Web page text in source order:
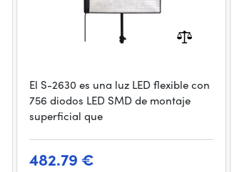
El S-2630 es una luz LED flexible con
756 diodos LED SMD de montaje
superficial que
482.79 €